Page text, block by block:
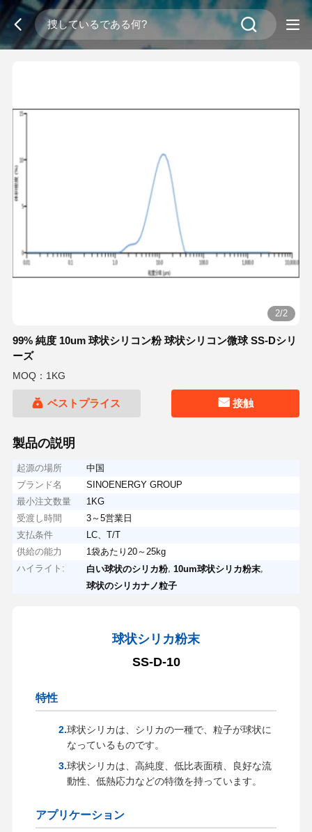
2/2
99% 純度 10um 球状シリコン粉 球状シリコン微球 SS-Dシリ
ーズ
MOQ：1KG
ベストプライス 接触
製品の説明
起源の場所
中国
ブランド名
SINOENERGY GROUP
最小注文数量
1KG
受渡し時間
3～5営業日
支払条件
LC、T/T
供給の能力
1袋あたり20～25kg
ハイライト:
白い球状のシリカ粉,10um球状シリカ粉末
球状のシリカナノ粒子
球状シリカ粉末
SS-D-10
特性
球状シリカは、シリカの一種で、粒子が球状に
なっているものです。
球状シリカは、高純度、低比表面積、良好な流
動性、低熱応力などの特徴を持っています。
アプリケーション